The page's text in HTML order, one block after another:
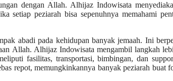
dengan Allah. Alhijaz Indowisata
setiap peziarah bisa sepenuhnya memahami
abadi pada kehidupan banyak jemaah. Ini
Allah. Alhijaz Indowisata mengambil langkah
fasilitas, transportasi, bimbingan, dan
repot, memungkinkannya banyak peziarah buat